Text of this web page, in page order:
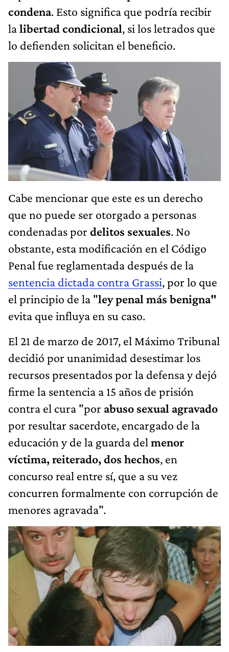
condena. Esto significa que podría recibir
lalibertad condicional, si los letrados que
lo defienden solicitan el beneficio.
Cabe mencionar que este es un derecho
que no puede ser otorgado a personas
condenadas por delitos sexuales. No
obstante, esta modificación en el Código
Penal fue reglamentada después de la
sentencia dictada contra Grassi, por lo que
el principio de la "ley penal más benigna"
evita que influya en su caso.
El 21 de marzo de 2017, el Máximo Tribunal
decidió por unanimidad desestimar los
recursos presentados por la defensa y dejó
firme la sentencia a 15 años de prisión
contra el cura "por abuso sexual agravado
por resultar sacerdote, encargado de la
educación y de la guarda del menor
víctima, reiterado, dos hechos, en
concurso real entre sí, que a su vez
concurren formalmente con corrupción de
menores agravada".